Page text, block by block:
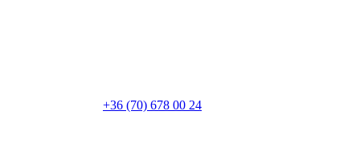
+36 (70) 678 00 24